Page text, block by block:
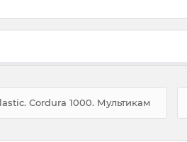
Cordura 1000. Мультикам